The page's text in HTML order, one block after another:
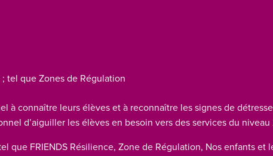
tel que Zones de Régulation
à connaître leurs élèves et à reconnaître les signes de
d’aiguiller les élèves en besoin vers des services du
que FRIENDS Résilience, Zone de Régulation, Nos enfants et